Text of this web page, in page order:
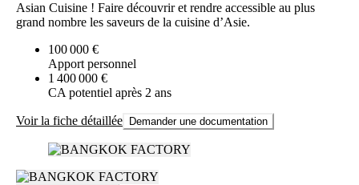
Asian Cuisine ! Faire découvrir et rendre accessible au plus
grand nombre les saveurs de la cuisine d’Asie.
100 000 €
Apport personnel
1 400 000 €
CA potentiel après 2 ans
Voir la fiche détaillée Demander une documentation